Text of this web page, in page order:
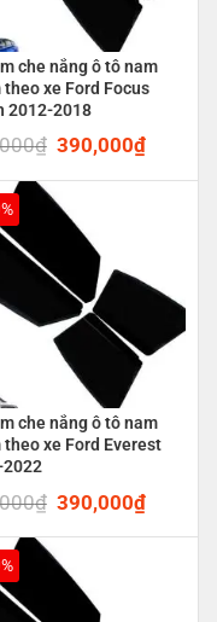
che nắng ô tô nam
theo xe Ford Focus
2012-2018
₫ Original
was:
550,000₫.
390,000₫Current
is:
che nắng ô tô nam
theo xe Ford Everest
₫ Original
was:
550,000₫.
390,000₫Current
is: